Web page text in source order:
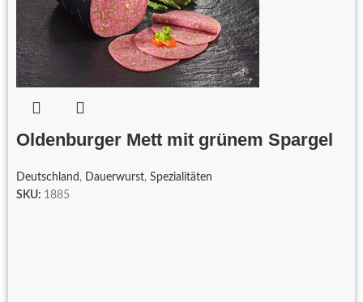
Oldenburger Mett mit grünem Spargel
Deutschland , Dauerwurst, Spezialitäten
SKU: 1885